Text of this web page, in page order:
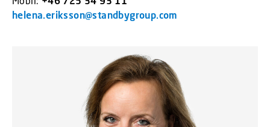
helena.eriksson@standbygroup.com